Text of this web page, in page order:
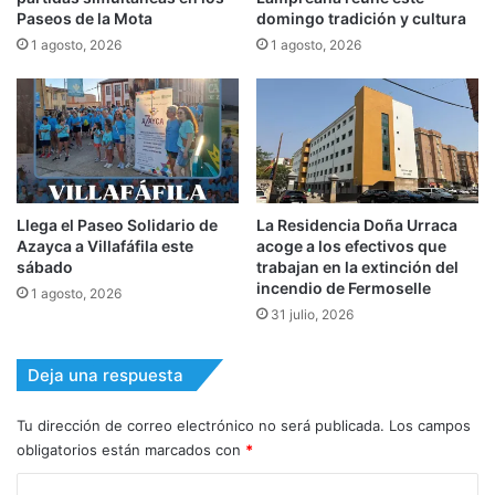
Paseos de la Mota
1 agosto, 2026
domingo tradición y cultura
1 agosto, 2026
Llega el Paseo Solidario de
Azayca a Villafáfila este
sábado
1 agosto, 2026
La Residencia Doña Urraca
acoge a los efectivos que
trabajan en la extinción del
incendio de Fermoselle
31 julio, 2026
Deja una respuesta
Tu dirección de correo electrónico no será publicada. Los campos
obligatorios están marcados con *